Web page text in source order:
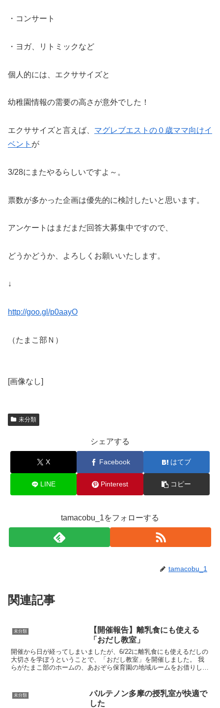
・コンサート
・ヨガ、リトミックなど
個人的には、エクササイズと
幼稚園情報の需要の高さが意外でした！
エクササイズと言えば、 マグレブエストの０歳ママ向けイ
ベント が
3/28にまたやるらしいですよ～。
票数が多かった企画は優先的に検討したいと思います。
アンケートはまだまだ回答大募集中ですので、
どうかどうか、よろしくお願いいたします。
↓
http://goo.gl/p0aayO
（たまこ部Ｎ）
[画像なし]
未分類
シェアする
X Facebook はてブ
LINE Pinterest コピー
tamacobu_1をフォローする
tamacobu_1
関連記事
未分類
【開催報告】離乳食にも使える
「おだし教室」
開催から日が経ってしまいましたが、6/22に離乳食にも使えるだしの
大切さを学ぼうということで、「おだし教室」を開催しました。 我
らがたまこ部のホームの、あおぞら保育園の地域ルームをお借りして
未分類
パルテノン多摩の授乳室が快適で
した